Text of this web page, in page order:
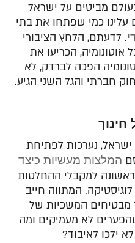
מביטים על ישראל
כמי שפתחו את בתי
. לדעתם, הלחץ הציבורי
הכריעו את
הפכה לברדק, לא
חברתי והגל השני הגיע.
חינוך
ישראל, נערכות לפתיחת
המלצות מעשיות כיצד
למקבלי ההחלטות
המתווה חייב
מבטיחים המשכיות של
שהפערים לא מעמיקים ומה
ילכו לאיבוד?